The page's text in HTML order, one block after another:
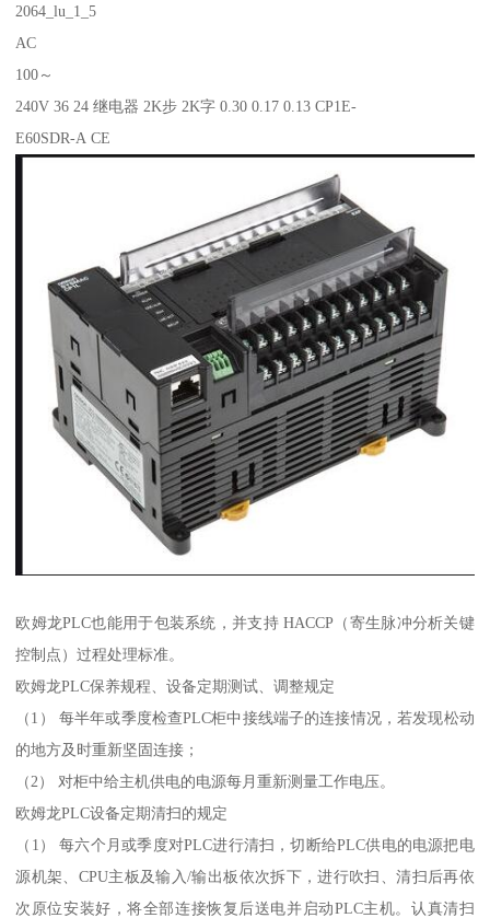
2064_lu_1_5
AC
100～
240V 36 24 继电器 2K步 2K字 0.30 0.17 0.13 CP1E-
E60SDR-A CE
欧姆龙PLC也能用于包装系统，并支持 HACCP（寄生脉冲分析关键
控制点）过程处理标准。
欧姆龙PLC保养规程、设备定期测试、调整规定
（1） 每半年或季度检查PLC柜中接线端子的连接情况，若发现松动
的地方及时重新坚固连接；
（2） 对柜中给主机供电的电源每月重新测量工作电压。
欧姆龙PLC设备定期清扫的规定
（1） 每六个月或季度对PLC进行清扫，切断给PLC供电的电源把电
源机架、CPU主板及输入/输出板依次拆下，进行吹扫、清扫后再依
次原位安装好，将全部连接恢复后送电并启动PLC主机。认真清扫